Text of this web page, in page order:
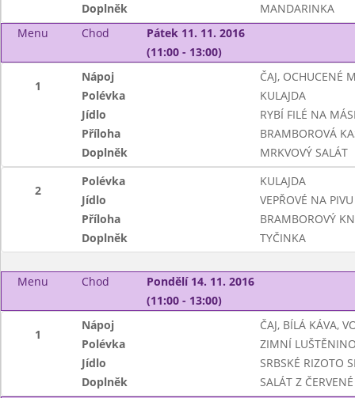
Doplněk
MANDARINKA
Menu
Chod
Pátek 11. 11. 2016
(11:00 - 13:00)
1
Nápoj
ČAJ, OCHUCENÉ
Polévka
KULAJDA
Jídlo
RYBÍ FILÉ NA
Příloha
BRAMBOROVÁ
Doplněk
MRKVOVÝ SALÁT
2
Polévka
KULAJDA
Jídlo
VEPŘOVÉ NA PIVU
Příloha
BRAMBOROVÝ
Doplněk
TYČINKA
Menu Chod
Pondělí 14. 11. 2016
(11:00 - 13:00)
1
Nápoj
ČAJ, BÍLÁ KÁVA,
Polévka
ZIMNÍ
Jídlo
SRBSKÉ RIZOTO
Doplněk
SALÁT Z